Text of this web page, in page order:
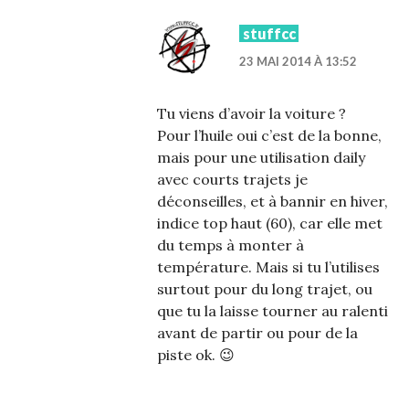
stuffcc
23 MAI 2014 À 13:52
Tu viens d’avoir la voiture ?
Pour l’huile oui c’est de la bonne,
mais pour une utilisation daily
avec courts trajets je
déconseilles, et à bannir en hiver,
indice top haut (60), car elle met
du temps à monter à
température. Mais si tu l’utilises
surtout pour du long trajet, ou
que tu la laisse tourner au ralenti
avant de partir ou pour de la
piste ok. 😉